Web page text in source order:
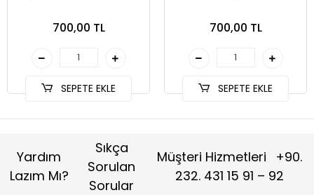
700,00 TL
SEPETE EKLE
700,00 TL
SEPETE EKLE
Yardım
Lazım Mı?
Sıkça
Sorulan
Sorular
Müşteri Hizmetleri
+90.
232. 431 15 91 – 92